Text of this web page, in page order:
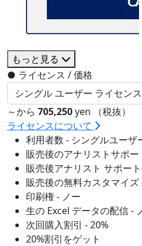
もっと見る
● ライセンス / 価格
～から 705,250yen （税抜）
ライセンスについて
利用者数 - シングルユーザ
販売後のアナリストサポー
販売後アナリスト サポー
販売後の無料カスタマイズ
印刷権 - ノー
生の Excel データの配信 -
次回購入割引 - 20%
20%割引をゲット